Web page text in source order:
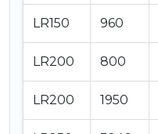
LR150 960
LR200 800
LR200 1950